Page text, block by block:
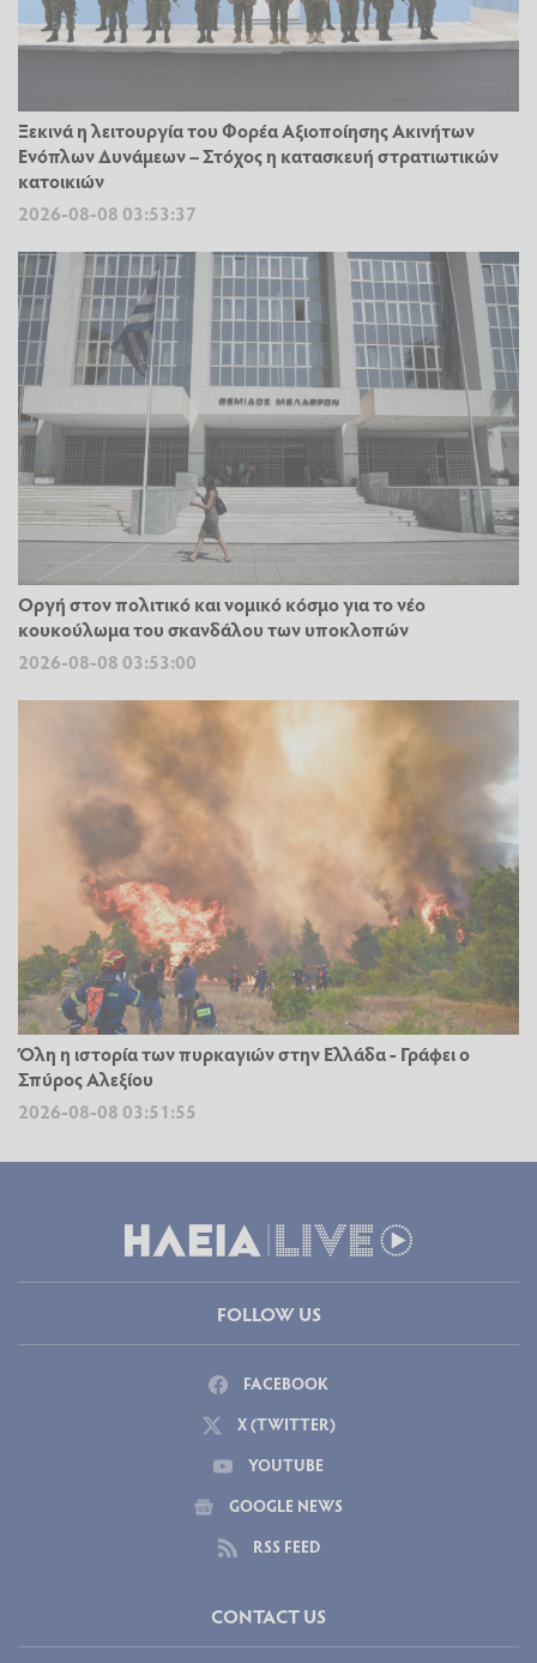
Ξεκινά η λειτουργία του Φορέα Αξιοποίησης Ακινήτων
Ενόπλων Δυνάμεων – Στόχος η κατασκευή στρατιωτικών
κατοικιών
2026-08-08 03:53:37
Οργή στον πολιτικό και νομικό κόσμο για το νέο
κουκούλωμα του σκανδάλου των υποκλοπών
2026-08-08 03:53:00
Όλη η ιστορία των πυρκαγιών στην Ελλάδα - Γράφει ο
Σπύρος Αλεξίου
2026-08-08 03:51:55
FOLLOW US
FACEBOOK
X (TWITTER)
YOUTUBE
GOOGLE NEWS
RSS FEED
CONTACT US